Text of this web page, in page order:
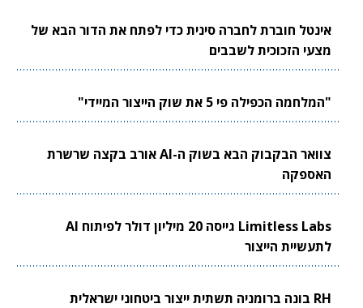
אינטל חוברת לחברה סינית כדי לפתח את הדור הבא של
מצעי הזכוכית לשבבים
"המלחמה הכפילה פי 5 את שוק הייצור המיידי"
צוואר הבקבוק הבא בשוק ה-AI אורב בקצה שרשרת
האספקה
Limitless Labs גייסה 20 מיליון דולר לפיתוח AI
לתעשיית הייצור
RH בונה ברומניה תשתית ייצור ביטחוני ישראלית